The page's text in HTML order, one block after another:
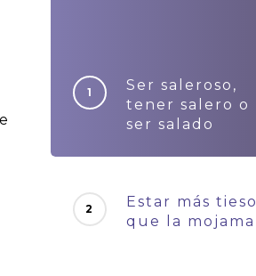
Ser saleroso,
tener salero o
ser salado
Estar más tieso
que la mojama